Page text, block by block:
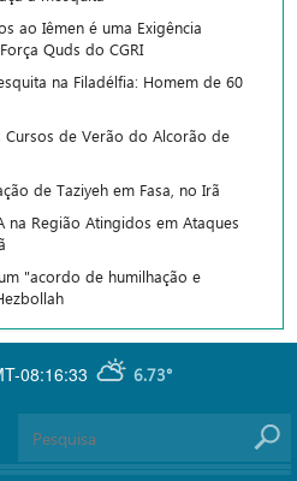
ao Iêmen é uma Exigência
Quds do CGRI
na Filadélfia: Homem de 60
de Verão do Alcorão de
de Taziyeh em Fasa, no Irã
na Região Atingidos em Ataques
"acordo de humilhação e
08:16:33 6.73°